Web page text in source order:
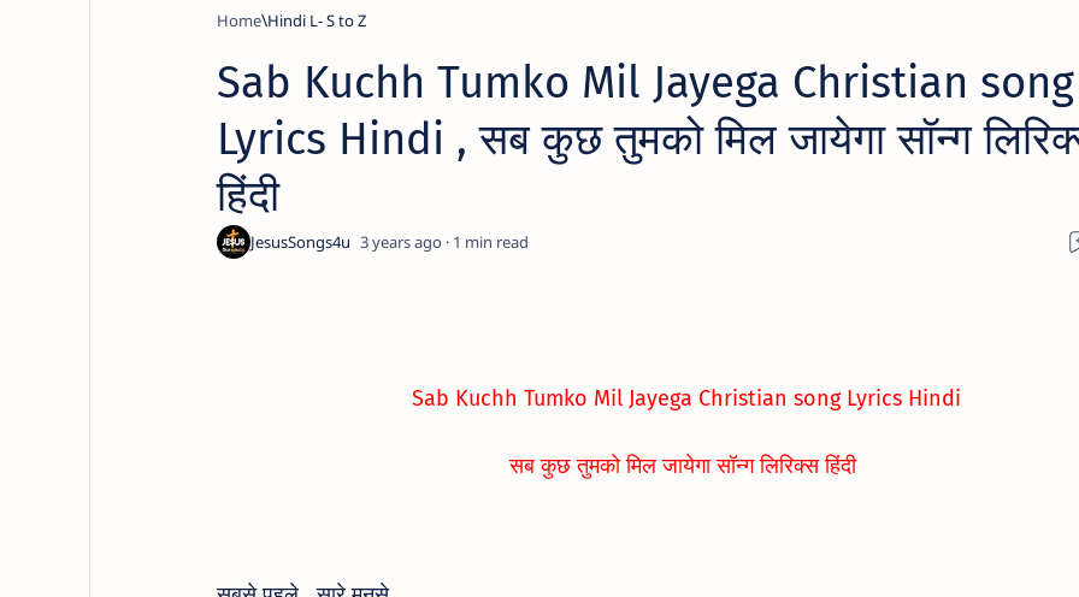
Home Hindi L- S to Z
Sab Kuchh Tumko Mil Jayega Christian song
Lyrics Hindi , सब कुछ तुमको मिल जायेगा सॉन्ग
हिंदी
3 years ago 1
Sab Kuchh Tumko Mil Jayega Christian song Lyrics Hindi
सब कुछ तुमको मिल जायेगा सॉन्ग लिरिक्स हिंदी